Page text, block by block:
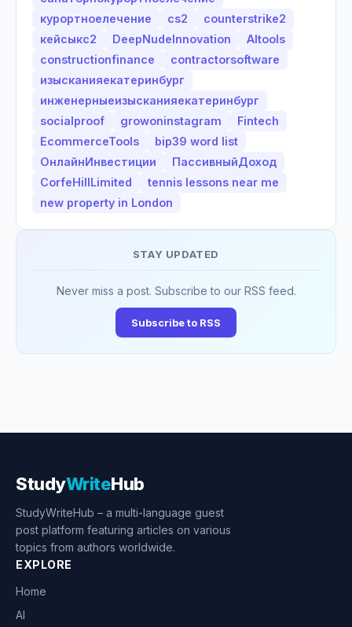
курортноелечение
cs2
counterstrike2
кейсыкс2
DeepNudeInnovation
AItools
constructionfinance
contractorsoftware
изысканияекатеринбург
инженерныеизысканияекатеринбург
socialproof
growoninstagram
Fintech
EcommerceTools
bip39 word list
ОнлайнИнвестиции
ПассивныйДоход
CorfeHillLimited
tennis lessons near me
new property in London
STAY UPDATED
Never miss a post. Subscribe to our RSS feed.
Subscribe to RSS
StudyWriteHub
StudyWriteHub – a multi-language guest
post platform featuring articles on various
topics from authors worldwide.
EXPLORE
Home
AI